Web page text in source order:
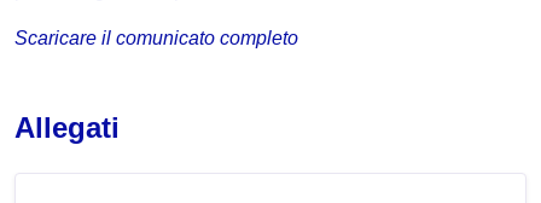
Scaricare il comunicato completo
Allegati